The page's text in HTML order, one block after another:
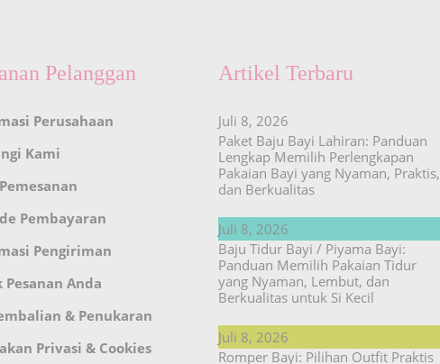
Pelanggan
Perusahaan
Kami
Pembayaran
Pengiriman
Pesanan Anda
& Penukaran
Privasi & Cookies
Artikel Terbaru
Juli 8, 2026
Paket Baju Bayi Lahiran: Panduan
Lengkap Memilih Perlengkapan
Pakaian Bayi yang Nyaman, Praktis,
dan Berkualitas
Juli 8, 2026
Baju Tidur Bayi / Piyama Bayi:
Panduan Memilih Pakaian Tidur
yang Nyaman, Lembut, dan
Berkualitas untuk Si Kecil
Juli 8, 2026
Romper Bayi: Pilihan Outfit Praktis